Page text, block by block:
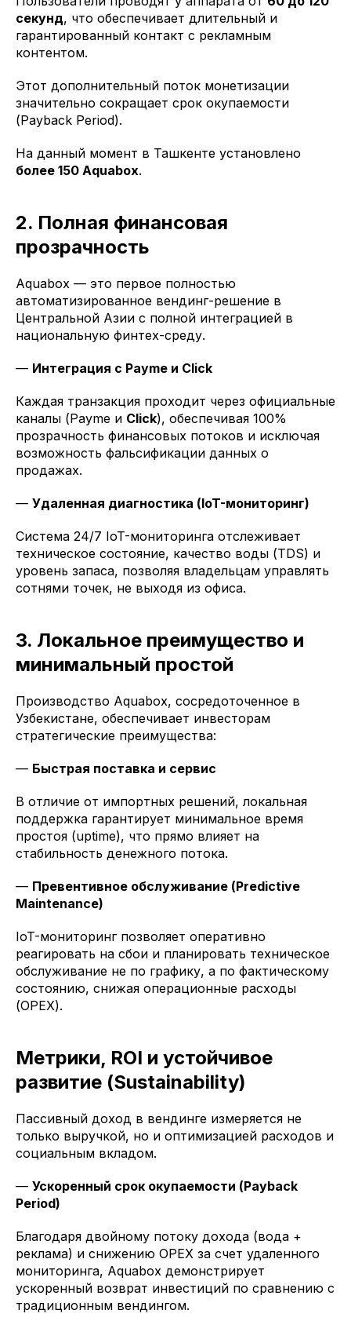
секунд, что обеспечивает длительный и
гарантированный контакт с рекламным
контентом.
Этот дополнительный поток монетизации
значительно сокращает срок окупаемости
(Payback Period).
На данный момент в Ташкенте установлено
более 150 Aquabox.
2. Полная финансовая
прозрачность
Aquabox — это первое полностью
автоматизированное вендинг-решение в
Центральной Азии с полной интеграцией в
национальную финтех-среду.
— Интеграция с Payme и Click
Каждая транзакция проходит через официальные
каналы (Payme и Click), обеспечивая 100%
прозрачность финансовых потоков и исключая
возможность фальсификации данных о
продажах.
— Удаленная диагностика (IoT-мониторинг)
Система 24/7 IoT-мониторинга отслеживает
техническое состояние, качество воды (TDS) и
уровень запаса, позволяя владельцам управлять
сотнями точек, не выходя из офиса.
3. Локальное преимущество и
минимальный простой
Производство Aquabox, сосредоточенное в
Узбекистане, обеспечивает инвесторам
стратегические преимущества:
— Быстрая поставка и сервис
В отличие от импортных решений, локальная
поддержка гарантирует минимальное время
простоя (uptime), что прямо влияет на
стабильность денежного потока.
— Превентивное обслуживание (Predictive
Maintenance)
IoT-мониторинг позволяет оперативно
реагировать на сбои и планировать техническое
обслуживание не по графику, а по фактическому
состоянию, снижая операционные расходы
(OPEX).
Метрики, ROI и устойчивое
развитие (Sustainability)
Пассивный доход в вендинге измеряется не
только выручкой, но и оптимизацией расходов и
социальным вкладом.
— Ускоренный срок окупаемости (Payback
Period)
Благодаря двойному потоку дохода (вода +
реклама) и снижению OPEX за счет удаленного
мониторинга, Aquabox демонстрирует
ускоренный возврат инвестиций по сравнению с
традиционным вендингом.